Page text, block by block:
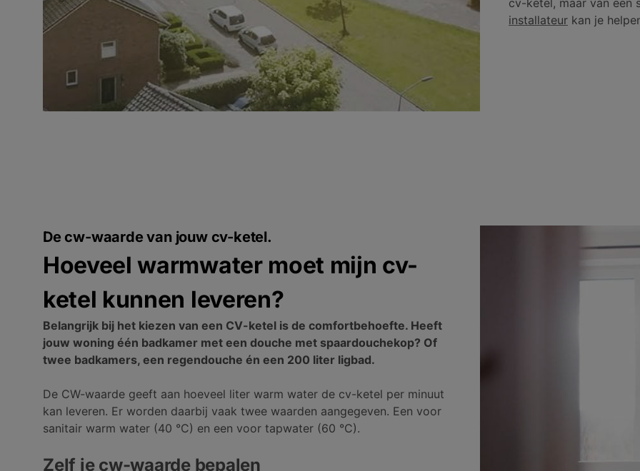
cv-ketel, maar van een
installateur kan je
De cw-waarde van jouw cv-ketel.
Hoeveel warmwater moet mijn cv-
ketel kunnen leveren?
Belangrijk bij het kiezen van een CV-ketel is de comfortbehoefte. Heeft
jouw woning één badkamer met een douche met spaardouchekop? Of
twee badkamers, een regendouche én een 200 liter ligbad.
De CW-waarde geeft aan hoeveel liter warm water de cv-ketel per minuut
kan leveren. Er worden daarbij vaak twee waarden aangegeven. Een voor
sanitair warm water (40 °C) en een voor tapwater (60 °C).
Zelf je cw-waarde bepalen